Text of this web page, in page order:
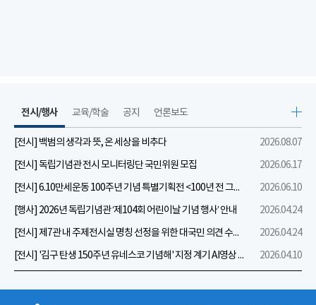
전시/행사
[전시] 백범의 생각과 뜻, 온 세상을 비추다
2026.08.07
[전시] 독립기념관 전시 모니터링단 국민위원 모집
2026.06.17
[전시] 6.10만세운동 100주년 기념 특별기획전 <100년 전 그날을 보다: 6.10만세운동>
2026.06.10
[행사] 2026년 독립기념관 ‘제104회 어린이날 기념 행사’ 안내
2026.04.24
[전시] 제7관 내 주제전시실 명칭 선정을 위한 대국민 의견 수렴 실시
2026.04.24
[전시] '김구 탄생 150주년 유네스코 기념해' 지정 계기 AI영상 국민공모 개최 안내
2026.04.10
교육/학술 공지 언론보도